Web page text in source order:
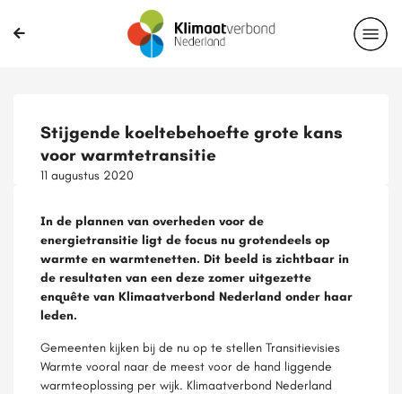
Stijgende koeltebehoefte grote kans
voor warmtetransitie
11 augustus 2020
In de plannen van overheden voor de
energietransitie ligt de focus nu grotendeels op
warmte en warmtenetten. Dit beeld is zichtbaar in
de resultaten van een deze zomer uitgezette
enquête van Klimaatverbond Nederland onder haar
leden.
Gemeenten kijken bij de nu op te stellen Transitievisies
Warmte vooral naar de meest voor de hand liggende
warmteoplossing per wijk. Klimaatverbond Nederland